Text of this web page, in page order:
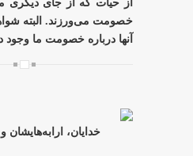
از حیات که از جای دیگری
خصومت می‌ورزند. البته
آنها درباره خصومت ما وجود
خدایان، ارابه‌هایشان